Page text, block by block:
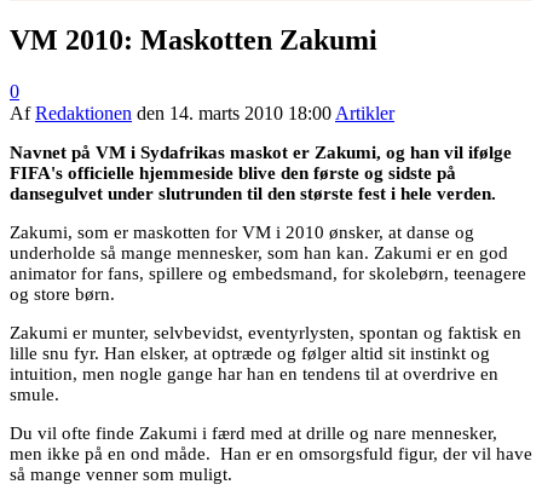
VM 2010: Maskotten Zakumi
0
AfRedaktionen den 14. marts 2010 18:00 Artikler
Navnet på VM i Sydafrikas maskot er Zakumi, og han vil ifølge
FIFA's officielle hjemmeside blive den første og sidste på
dansegulvet under slutrunden til den største fest i hele verden.
Zakumi, som er maskotten for VM i 2010 ønsker, at danse og
underholde så mange mennesker, som han kan. Zakumi er en god
animator for fans, spillere og embedsmand, for skolebørn, teenagere
og store børn.
Zakumi er munter, selvbevidst, eventyrlysten, spontan og faktisk en
lille snu fyr. Han elsker, at optræde og følger altid sit instinkt og
intuition, men nogle gange har han en tendens til at overdrive en
smule.
Du vil ofte finde Zakumi i færd med at drille og nare mennesker,
men ikke på en ond måde. Han er en omsorgsfuld figur, der vil have
så mange venner som muligt.